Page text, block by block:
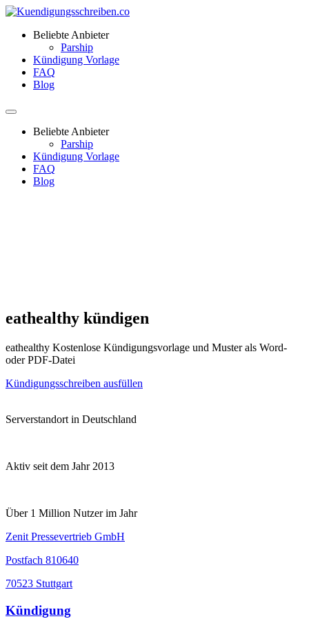
Beliebte Anbieter
Parship
Kündigung Vorlage
FAQ
Blog
Beliebte Anbieter
Parship
Kündigung Vorlage
FAQ
Blog
eathealthy kündigen
eathealthy Kostenlose Kündigungsvorlage und Muster als Word-
oder PDF-Datei
Kündigungsschreiben ausfüllen
Serverstandort in Deutschland
Aktiv seit dem Jahr 2013
Über 1 Million Nutzer im Jahr
Zenit Pressevertrieb GmbH
Postfach 810640
70523 Stuttgart
Kündigung